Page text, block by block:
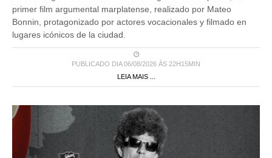
primer film argumental marplatense, realizado por Mateo
Bonnin, protagonizado por actores vocacionales y filmado en
lugares icónicos de la ciudad.
PUBLICADO DIA 06/08/2026 ÀS 22H15MIN
LEIA MAIS ...